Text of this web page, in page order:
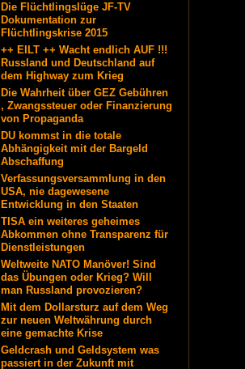
Die Flüchtlingslüge JF-TV
Dokumentation zur
Flüchtlingskrise 2015
++ EILT ++ Wacht endlich AUF !!!
Russland und Deutschland auf
dem Highway zum Krieg
Die Wahrheit über GEZ Gebühren
, Zwangssteuer oder Finanzierung
von Propaganda
DU kommst in die totale
Abhängigkeit mit der Bargeld
Abschaffung
Verfassungsversammlung in den
USA, nie dagewesene
Entwicklung in den Staaten
TISA ein weiteres geheimes
Abkommen ohne Transparenz für
Dienstleistungen
Weltweite NATO Manöver! Sind
das Übungen oder Krieg? Will
man Russland provozieren?
Mit dem Dollarsturz auf dem Weg
zur neuen Weltwährung durch
eine gemachte Krise
Geldcrash und Geldsystem was
passiert in der Zukunft mit